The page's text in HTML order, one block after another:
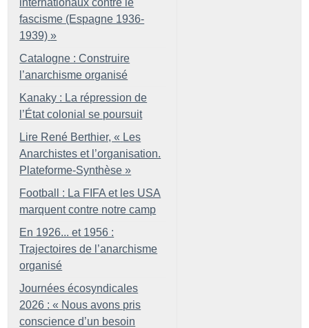
internationaux contre le
fascisme (Espagne 1936-
1939) »
Catalogne : Construire
l’anarchisme organisé
Kanaky : La répression de
l’État colonial se poursuit
Lire René Berthier, « Les
Anarchistes et l’organisation.
Plateforme-Synthèse »
Football : La FIFA et les USA
marquent contre notre camp
En 1926... et 1956 :
Trajectoires de l’anarchisme
organisé
Journées écosyndicales
2026 : « Nous avons pris
conscience d’un besoin